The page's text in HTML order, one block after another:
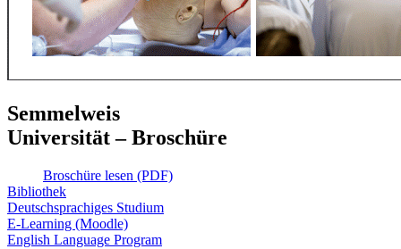
Semmelweis
Universität – Broschüre
Broschüre lesen (PDF)
Bibliothek
Deutschsprachiges Studium
E-Learning (Moodle)
English Language Program